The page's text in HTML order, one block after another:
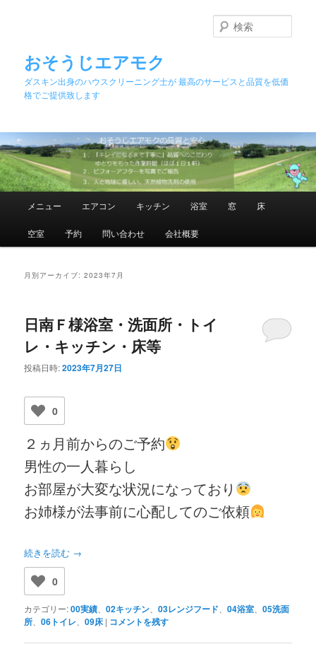
移
動
動
おそうじエアモク
ダスキン出身のハウスクリーニング士が 最高のサービスと品質を低価
格でご提供致します
索
メ
メニュー エアコン キッチン 浴室 窓 床
空室 予約 問い合わせ 会社概要
月別アーカイブ:2023年7月
日南Ｆ様浴室・洗面所・トイ
レ・キッチン・床等
投稿日時:2023年7月27日
0
２ヵ月前からのご予約
男性の一人暮らし
お部屋が大変な状況になっており
お姉様が法事前に心配してのご依頼
続きを読む →
0
カテゴリー:00実績 、02キッチン 、03レンジフード 、04浴室 、05洗面
所 、06トイレ 、09床 | コメントを残す